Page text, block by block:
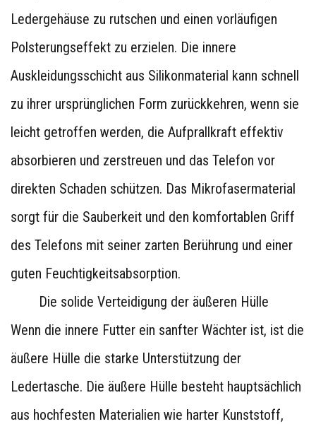
Ledergehäuse zu rutschen und einen vorläufigen
Polsterungseffekt zu erzielen. Die innere
Auskleidungsschicht aus Silikonmaterial kann schnell
zu ihrer ursprünglichen Form zurückkehren, wenn sie
leicht getroffen werden, die Aufprallkraft effektiv
absorbieren und zerstreuen und das Telefon vor
direkten Schaden schützen. Das Mikrofasermaterial
sorgt für die Sauberkeit und den komfortablen Griff
des Telefons mit seiner zarten Berührung und einer
guten Feuchtigkeitsabsorption.
Die solide Verteidigung der äußeren Hülle
Wenn die innere Futter ein sanfter Wächter ist, ist die
äußere Hülle die starke Unterstützung der
Ledertasche. Die äußere Hülle besteht hauptsächlich
aus hochfesten Materialien wie harter Kunststoff,